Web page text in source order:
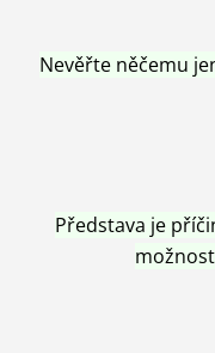
Nevěřte něčemu
Představa je